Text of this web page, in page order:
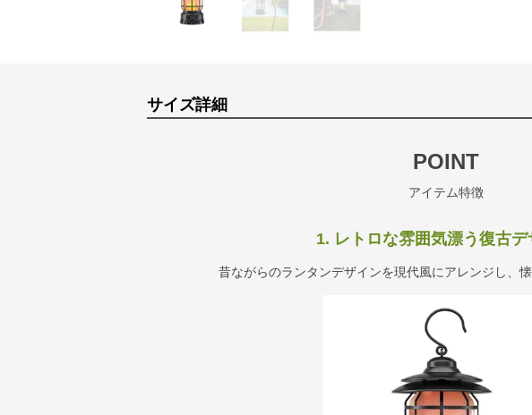
サイズ詳細
POINT
アイテム特徴
1. レトロな雰囲気漂う復古デ
昔ながらのランタンデザインを現代風にアレンジし、